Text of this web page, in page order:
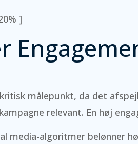
]
målepunkt, da det
relevant. En høj
media-algoritmer belønner